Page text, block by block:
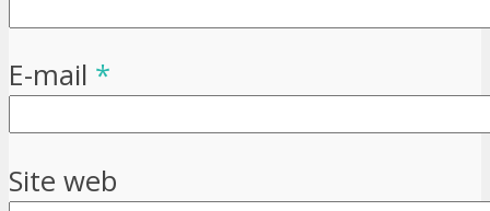
E-mail *
Site web